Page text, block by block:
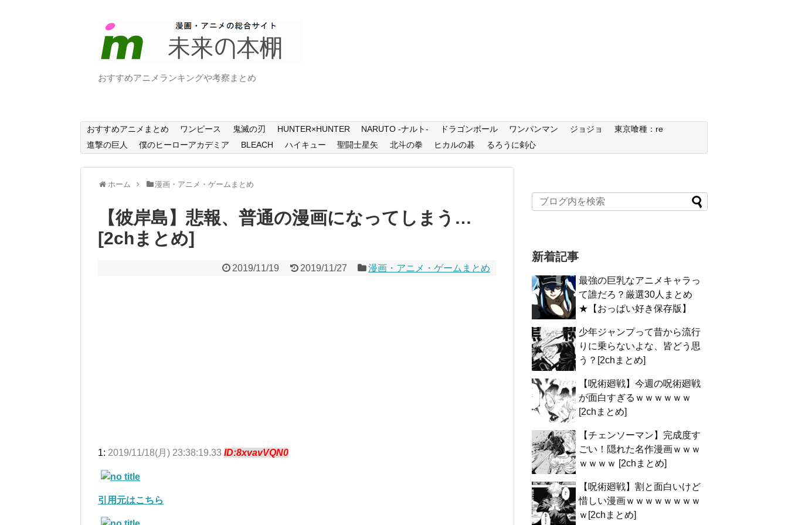
おすすめアニメランキングや考察まとめ
おすすめアニメまとめ ワンピース 鬼滅の刃 HUNTER×HUNTER NARUTO -ナルト- ドラゴンボール ワンパンマン ジョジョ
東京喰種：re
進撃の巨人
僕のヒーローアカデミア BLEACH ハイキュー 聖闘士星矢 北斗の拳 ヒカルの碁 るろうに剣心
ホーム 漫画・アニメ・ゲームまとめ
【彼岸島】悲報、普通の漫画になってしまう…
[2chまとめ]
2019/11/19 2019/11/27 漫画・アニメ・ゲームまとめ
1: 2019/11/18(月) 23:38:19.33 ID:8xvavVQN0
引用元はこちら
新着記事
最強の巨乳なアニメキャラっ
て誰だろ？厳選30人まとめ
★【おっぱい好き保存版】
少年ジャンプって昔から流行
りに乗らないよな、皆どう思
う？[2chまとめ]
【呪術廻戦】今週の呪術廻戦
が面白すぎるｗｗｗｗｗｗ
[2chまとめ]
【チェンソーマン】完成度す
ごい！隠れた名作漫画ｗｗｗ
ｗｗｗｗ [2chまとめ]
【呪術廻戦】割と面白いけど
惜しい漫画ｗｗｗｗｗｗｗｗ
ｗ[2chまとめ]